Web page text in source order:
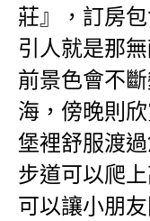
莊』，訂房
引人就是那
前景色會不
海，傍晚則
堡裡舒服渡
步道可以爬
可以讓小朋